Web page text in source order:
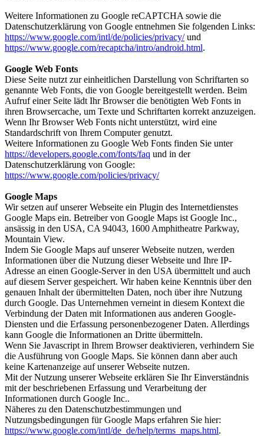
Weitere Informationen zu Google reCAPTCHA sowie die
Datenschutzerklärung von Google entnehmen Sie folgenden Links:
https://www.google.com/intl/de/policies/privacy/und
https://www.google.com/recaptcha/intro/android.html.
Google Web Fonts
Diese Seite nutzt zur einheitlichen Darstellung von Schriftarten so
genannte Web Fonts, die von Google bereitgestellt werden. Beim
Aufruf einer Seite lädt Ihr Browser die benötigten Web Fonts in
ihren Browsercache, um Texte und Schriftarten korrekt anzuzeigen.
Wenn Ihr Browser Web Fonts nicht unterstützt, wird eine
Standardschrift von Ihrem Computer genutzt.
Weitere Informationen zu Google Web Fonts finden Sie unter
https://developers.google.com/fonts/faq und in der
Datenschutzerklärung von Google:
https://www.google.com/policies/privacy/
Google Maps
Wir setzen auf unserer Webseite ein Plugin des Internetdienstes
Google Maps ein. Betreiber von Google Maps ist Google Inc.,
ansässig in den USA, CA 94043, 1600 Amphitheatre Parkway,
Mountain View.
Indem Sie Google Maps auf unserer Webseite nutzen, werden
Informationen über die Nutzung dieser Webseite und Ihre IP-
Adresse an einen Google-Server in den USA übermittelt und auch
auf diesem Server gespeichert. Wir haben keine Kenntnis über den
genauen Inhalt der übermittelten Daten, noch über ihre Nutzung
durch Google. Das Unternehmen verneint in diesem Kontext die
Verbindung der Daten mit Informationen aus anderen Google-
Diensten und die Erfassung personenbezogener Daten. Allerdings
kann Google die Informationen an Dritte übermitteln.
Wenn Sie Javascript in Ihrem Browser deaktivieren, verhindern Sie
die Ausführung von Google Maps. Sie können dann aber auch
keine Kartenanzeige auf unserer Webseite nutzen.
Mit der Nutzung unserer Webseite erklären Sie Ihr Einverständnis
mit der beschriebenen Erfassung und Verarbeitung der
Informationen durch Google Inc..
Näheres zu den Datenschutzbestimmungen und
Nutzungsbedingungen für Google Maps erfahren Sie hier:
https://www.google.com/intl/de_de/help/terms_maps.html.